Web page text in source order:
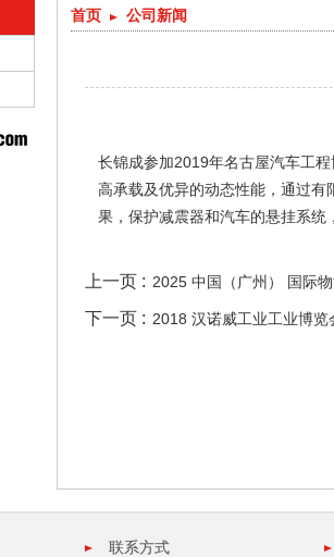
首页 公司新闻
长锦成参加2019年名古屋汽车工
高承载及优异的动态性能，通过
果，保护减震器和汽车的悬挂系统
上一页 : 2025 中国（广州） 国际
下一页 : 2018 汉诺威工业工业博览
联系方式